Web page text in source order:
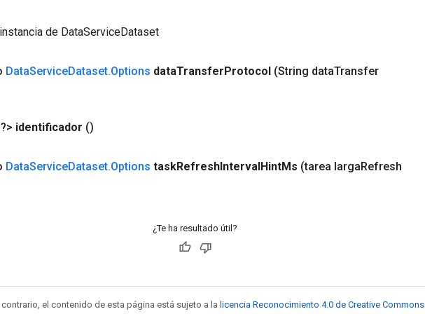
de DataServiceDataset
DataServiceDataset.Options dataTransferProtocol (String dataTransfer
identificador ()
DataServiceDataset.Options taskRefreshIntervalHintMs (tarea largaRefresh
¿Te ha resultado útil?
el contenido de esta página está sujeto a la licencia Reconocimiento 4.0 de Creative Commons